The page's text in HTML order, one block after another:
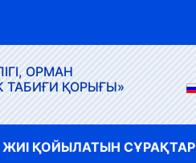
ОРМАН
ТАБИҒИ ҚОРЫҒЫ»
ЖИІ ҚОЙЫЛАТЫН СҰРАҚТАР